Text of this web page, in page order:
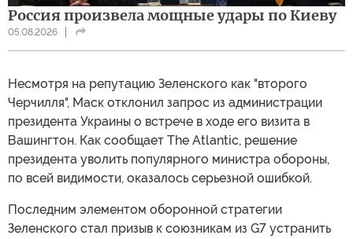
Россия произвела мощные удары по Киеву
05.08.2026
Несмотря на репутацию Зеленского как "второго
Черчилля", Маск отклонил запрос из администрации
президента Украины о встрече в ходе его визита в
Вашингтон. Как сообщает The Atlantic, решение
президента уволить популярного министра обороны,
по всей видимости, оказалось серьезной ошибкой.
Последним элементом оборонной стратегии
Зеленского стал призыв к союзникам из G7 устранить